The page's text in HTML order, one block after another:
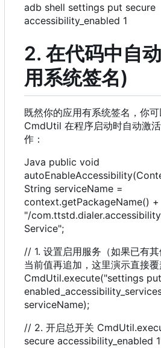
adb shell settings put secure
accessibility_enabled 1
2. 在代码中自
用系统签名)
既然你的应用有系统签名，你
CmdUtil 在程序启动时自动激
作：
Java public void
String serviceName =
context.getPackageName() +
"/
Service";
// 1. 设置启用服务（如果已有
当前值再追加，这里演示直接覆
CmdUtil.execute("settings
serviceName);
// 2. 开启总开关
secure accessibility_enabled